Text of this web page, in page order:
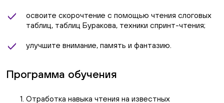
освоите скорочтение с помощью чтения слоговых
таблиц, таблиц Буракова, техники спринт-чтения;
улучшите внимание, память и фантазию.
Программа обучения
Отработка навыка чтения на известных